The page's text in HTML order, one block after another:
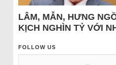
LÂM, MẪN, HƯNG
KỊCH NGHÌN TỶ VỚI
FOLLOW US